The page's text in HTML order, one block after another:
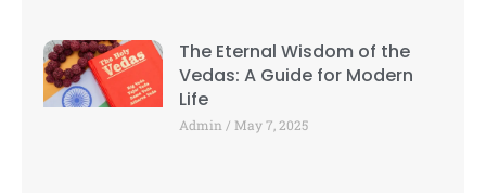
The Eternal Wisdom of the
Vedas: A Guide for Modern
Life
Admin May 7, 2025